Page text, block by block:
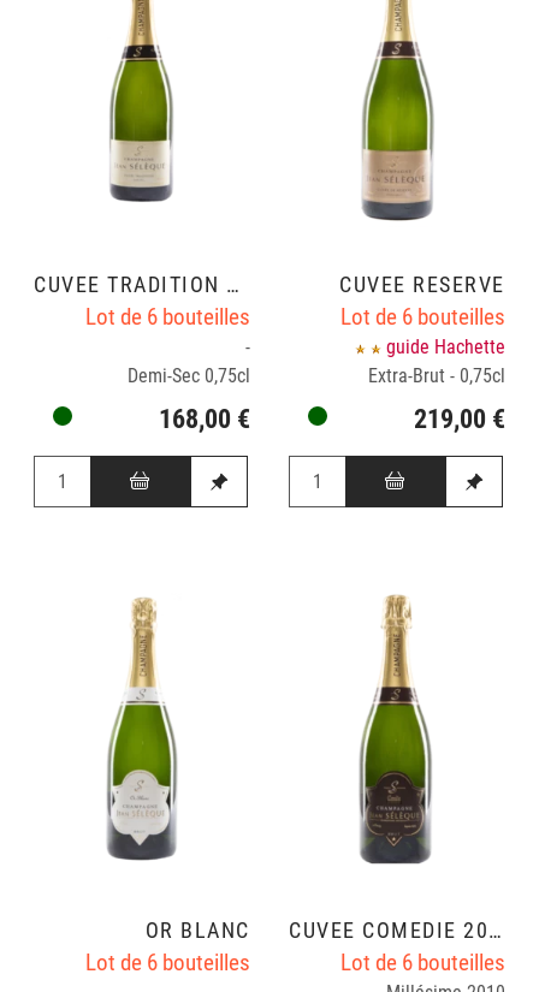
CUVÉE TRADITION ½ SEC
Lot de 6 bouteilles
-
Demi-Sec 0,75cl
168,00 €
CUVÉE RÉSERVE
Lot de 6 bouteilles
guide Hachette
Extra-Brut - 0,75cl
219,00 €
OR BLANC
Lot de 6 bouteilles
CUVÉE COMÉDIE 2010
Lot de 6 bouteilles